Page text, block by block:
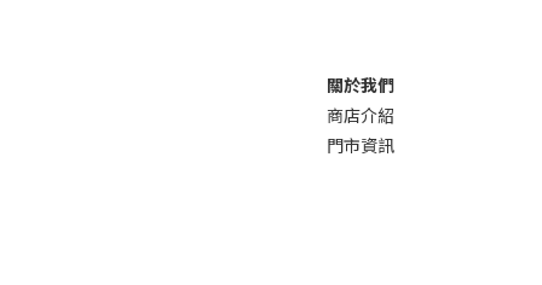
關於我們
商店介紹
門市資訊